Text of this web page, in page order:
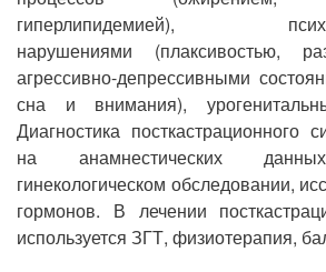
гиперлипидемией),
нарушениями (плаксивостью,
агрессивно-депрессивными
сна и внимания),
Диагностика посткастрационного
на анамнестических
гинекологическом обследовании,
гормонов. В лечении
используется ЗГТ, физиотерапия,